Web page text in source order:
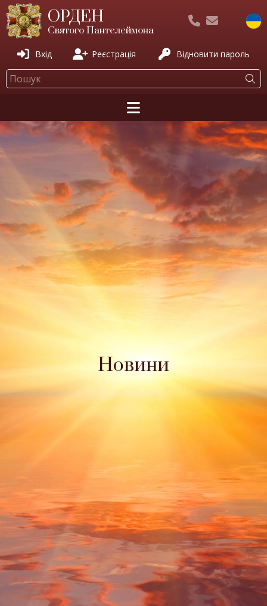
ОРДЕН
Святого Пантелеймона
Вхід Реєстрація Відновити пароль
Новини